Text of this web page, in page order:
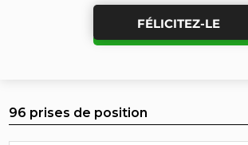
FÉLICITEZ-LE
96 prises de position